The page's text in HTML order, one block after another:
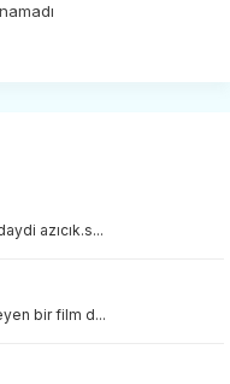
azıcık.s...
bir film d...